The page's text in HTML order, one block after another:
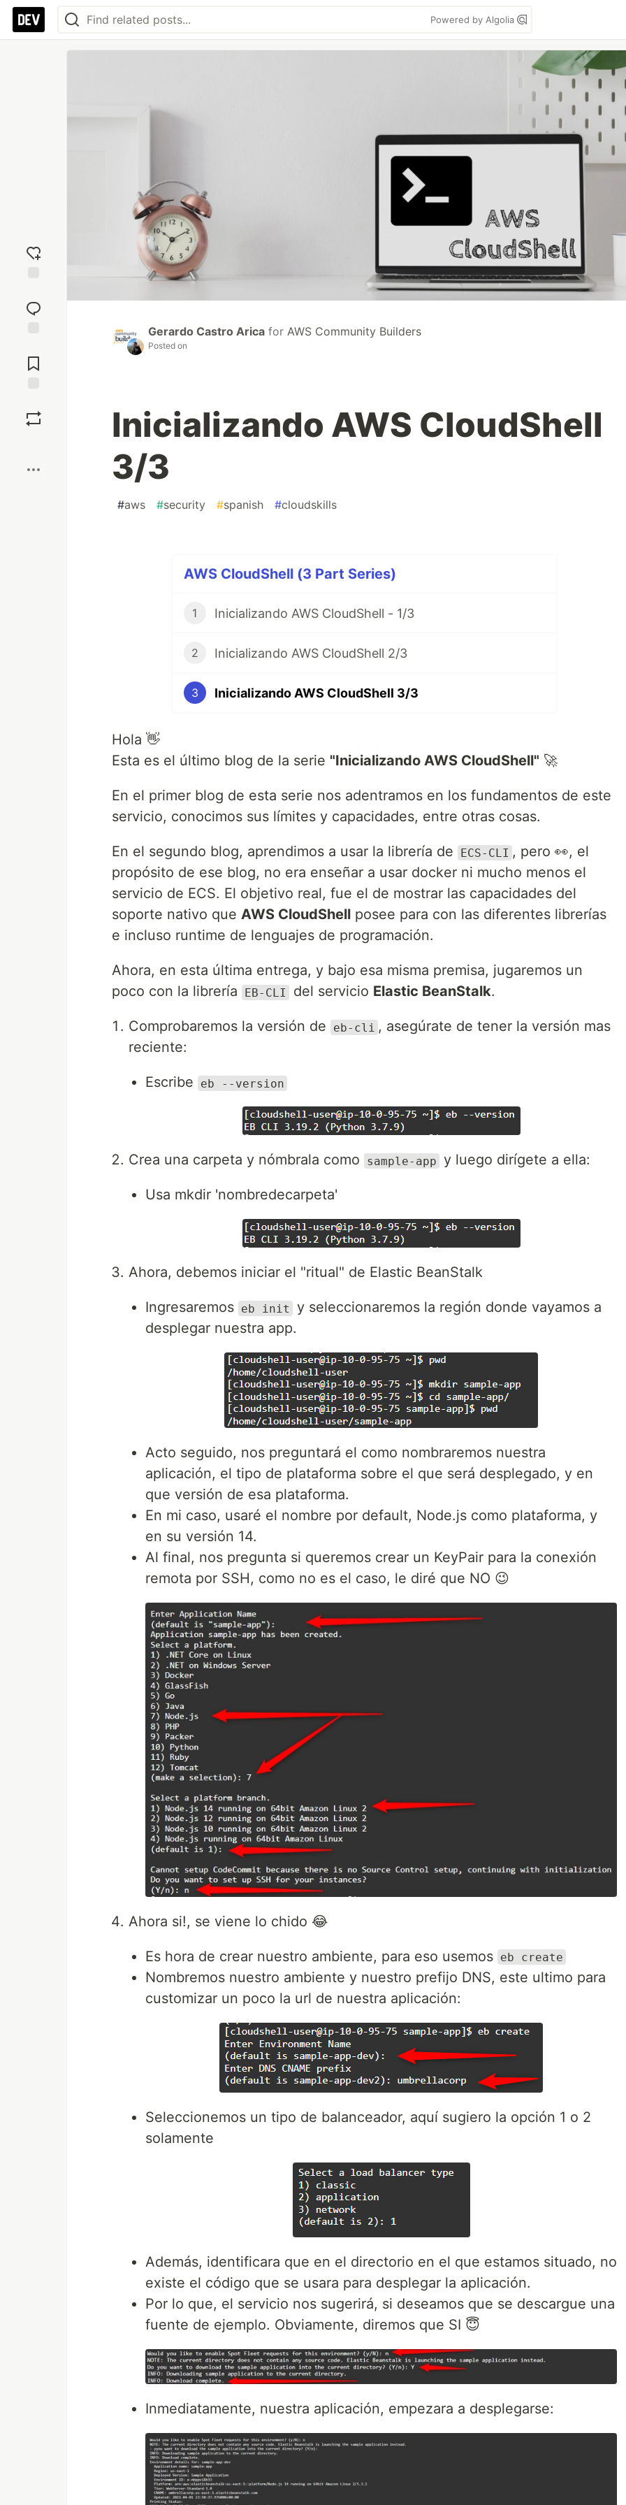
Powered by Algolia
reaction
Comments
Gerardo Castro Arica for AWS Community Builders
Posted on
Inicializando AWS CloudShell
3/3
#aws #security #spanish #cloudskills
AWS CloudShell (3 Part Series)
1 Inicializando AWS CloudShell - 1/3
2 Inicializando AWS CloudShell 2/3
3 Inicializando AWS CloudShell 3/3
Hola 👋
Esta es el último blog de la serie "Inicializando AWS CloudShell" 🚀
En el primer blog de esta serie nos adentramos en los fundamentos de este
servicio, conocimos sus límites y capacidades, entre otras cosas.
En el segundo blog, aprendimos a usar la librería de ECS-CLI , pero 👀, el
propósito de ese blog, no era enseñar a usar docker ni mucho menos el
servicio de ECS. El objetivo real, fue el de mostrar las capacidades del
soporte nativo que AWS CloudShell posee para con las diferentes librerías
e incluso runtime de lenguajes de programación.
Ahora, en esta última entrega, y bajo esa misma premisa, jugaremos un
poco con la librería
EB-CLI del servicio Elastic BeanStalk.
Comprobaremos la versión de eb-cli , asegúrate de tener la versión mas
reciente:
Escribe eb --version
Crea una carpeta y nómbrala como sample-app y luego dirígete a ella:
Usa mkdir 'nombredecarpeta'
Ahora, debemos iniciar el "ritual" de Elastic BeanStalk
Ingresaremos eb init
y seleccionaremos la región donde vayamos a
desplegar nuestra app.
Acto seguido, nos preguntará el como nombraremos nuestra
aplicación, el tipo de plataforma sobre el que será desplegado, y en
que versión de esa plataforma.
En mi caso, usaré el nombre por default, Node.js como plataforma, y
en su versión 14.
Al final, nos pregunta si queremos crear un KeyPair para la conexión
remota por SSH, como no es el caso, le diré que NO 😉
Ahora si!, se viene lo chido 😂
Es hora de crear nuestro ambiente, para eso usemos eb create
Nombremos nuestro ambiente y nuestro prefijo DNS, este ultimo para
customizar un poco la url de nuestra aplicación:
Seleccionemos un tipo de balanceador, aquí sugiero la opción 1 o 2
solamente
Además, identificara que en el directorio en el que estamos situado, no
existe el código que se usara para desplegar la aplicación.
Por lo que, el servicio nos sugerirá, si deseamos que se descargue una
fuente de ejemplo. Obviamente, diremos que SI 😇
Inmediatamente, nuestra aplicación, empezara a desplegarse: